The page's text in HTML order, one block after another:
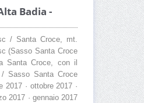
Badia -
/ Santa Croce, mt.
(Sasso Santa Croce
Santa Croce, con il
Sasso Santa Croce
2017 · ottobre 2017 ·
2017 · gennaio 2017